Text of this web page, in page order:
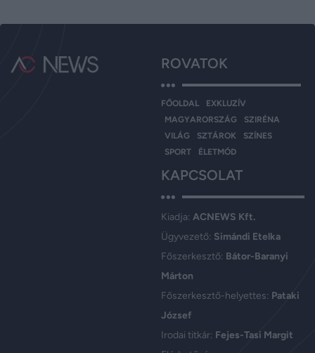
ROVATOK
FŐOLDAL
EXKLUZÍV
MAGYARORSZÁG
SZIRÉNA
VILÁG
SZTÁROK
SZÍNES
SPORT
ÉLETMÓD
KAPCSOLAT
Kiadja: ACNEWS Kft.
Ügyvezető: Simándi Etelka
Főszerkesztő: Bátor-Baranyi
Márton
Főszerkesztő-helyettes: Pataki
József
Irodai titkár: Fejes-Tasi Margit